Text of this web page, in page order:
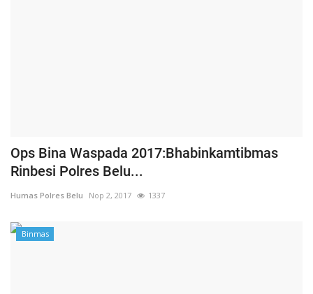
Ops Bina Waspada 2017:Bhabinkamtibmas
Rinbesi Polres Belu...
Humas Polres Belu Nop 2, 2017 1337
Binmas